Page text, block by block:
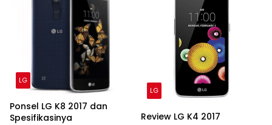
LG
Ponsel LG K8 2017 dan
Spesifikasinya
LG
Review LG K4 2017